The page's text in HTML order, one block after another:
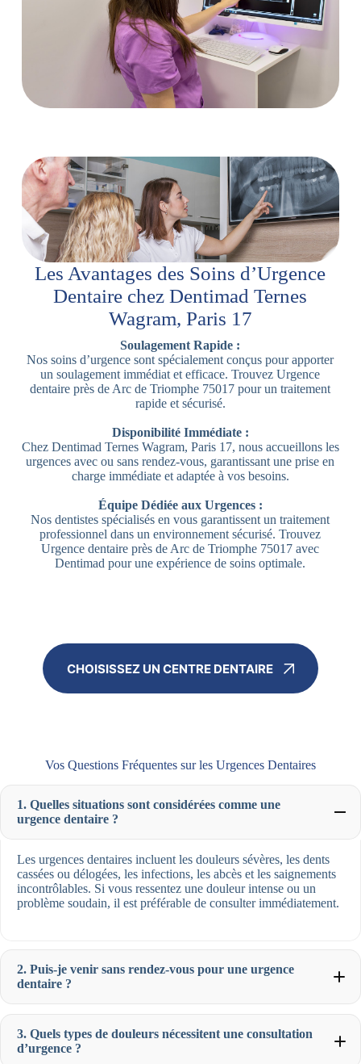
Les Avantages des Soins d’Urgence
Dentaire chez Dentimad Ternes
Wagram, Paris 17
Soulagement Rapide :
Nos soins d’urgence sont spécialement conçus pour apporter
un soulagement immédiat et efficace. Trouvez Urgence
dentaire près de Arc de Triomphe 75017 pour un traitement
rapide et sécurisé.
Disponibilité Immédiate :
Chez Dentimad Ternes Wagram, Paris 17, nous accueillons les
urgences avec ou sans rendez-vous, garantissant une prise en
charge immédiate et adaptée à vos besoins.
Équipe Dédiée aux Urgences :
Nos dentistes spécialisés en vous garantissent un traitement
professionnel dans un environnement sécurisé. Trouvez
Urgence dentaire près de Arc de Triomphe 75017 avec
Dentimad pour une expérience de soins optimale.
CHOISISSEZ UN CENTRE DENTAIRE
Vos Questions Fréquentes sur les Urgences Dentaires
1. Quelles situations sont considérées comme une
urgence dentaire ?
Les urgences dentaires incluent les douleurs sévères, les dents
cassées ou délogées, les infections, les abcès et les saignements
incontrôlables. Si vous ressentez une douleur intense ou un
problème soudain, il est préférable de consulter immédiatement.
2. Puis-je venir sans rendez-vous pour une urgence
dentaire ?
3. Quels types de douleurs nécessitent une consultation
d’urgence ?